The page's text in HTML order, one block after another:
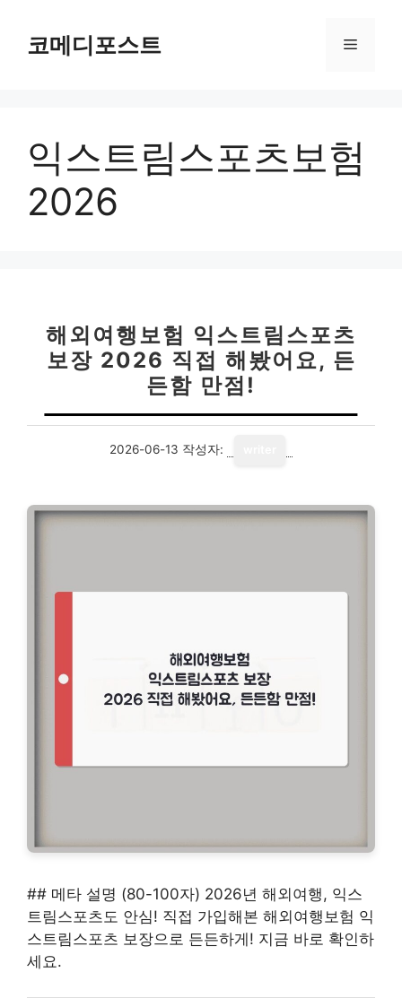
코메디포스트 메
익스트림스포츠보험
2026
해외여행보험 익스트림스포츠
보장 2026 직접 해봤어요, 든
든함 만점!
2026-06-13 작성자:
## 메타 설명 (80-100자) 2026년 해외여행, 익스
트림스포츠도 안심! 직접 가입해본 해외여행보험 익
스트림스포츠 보장으로 든든하게! 지금 바로 확인하
세요.